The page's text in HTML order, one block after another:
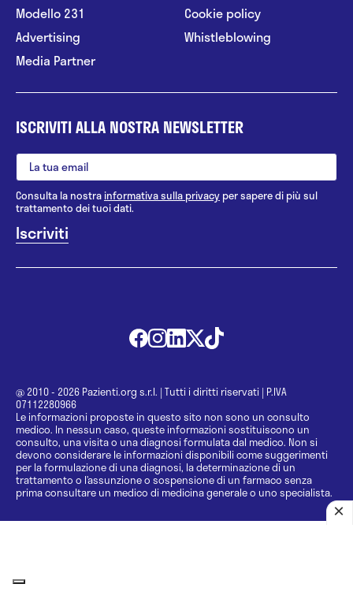
Modello 231
Advertising
Media Partner
Cookie policy
Whistleblowing
ISCRIVITI ALLA NOSTRA NEWSLETTER
Consulta la nostrainformativa sulla privacy per sapere di più sul
trattamento dei tuoi dati.
@ 2010 - 2026 Pazienti.org s.r.l. | Tutti i diritti riservati | P.IVA
07112280966
Le informazioni proposte in questo sito non sono un consulto
medico. In nessun caso, queste informazioni sostituiscono un
consulto, una visita o una diagnosi formulata dal medico. Non si
devono considerare le informazioni disponibili come suggerimenti
per la formulazione di una diagnosi, la determinazione di un
trattamento o l’assunzione o sospensione di un farmaco senza
prima consultare un medico di medicina generale o uno specialista.